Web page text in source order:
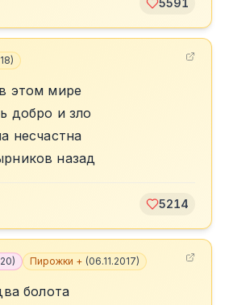
5591
)
этом мире
добро и зло
несчастна
назад
5214
) Пирожки + (06.11.2017)
болота